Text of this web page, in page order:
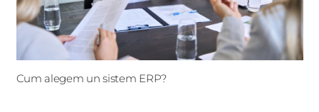
Cum alegem un sistem ERP?